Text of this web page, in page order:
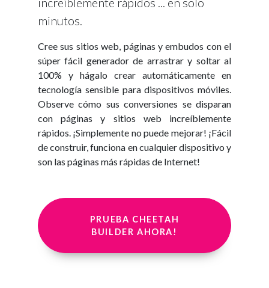
minutos.
Cree sus sitios web, páginas y embudos con el
súper fácil generador de arrastrar y soltar al
100% y hágalo crear automáticamente en
tecnología sensible para dispositivos móviles.
Observe cómo sus conversiones se disparan
con páginas y sitios web increíblemente
rápidos. ¡Simplemente no puede mejorar! ¡Fácil
de construir, funciona en cualquier dispositivo y
son las páginas más rápidas de Internet!
PRUEBA CHEETAH
BUILDER AHORA!